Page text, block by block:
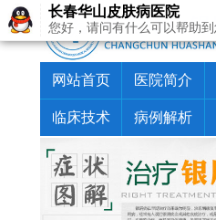
网站首页 医院简介
临床技术 病例解析
长春华山皮肤病医院
您好，请问有什么可以帮助